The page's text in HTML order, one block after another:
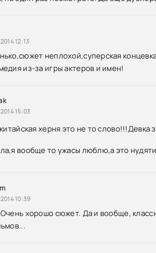
12:13
неплохой,суперская
из-за игры актеров и имен!
15:03
херня это не то слово!!!Девка
вообще то ужасы люблю,а это
10:39
хорошо сюжет. Да и вообще,